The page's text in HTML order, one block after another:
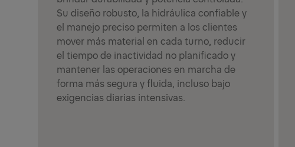
Su diseño robusto, la hidráulica confiable y
el manejo preciso permiten a los clientes
mover más material en cada turno, reducir
el tiempo de inactividad no planificado y
mantener las operaciones en marcha de
forma más segura y fluida, incluso bajo
exigencias diarias intensivas.